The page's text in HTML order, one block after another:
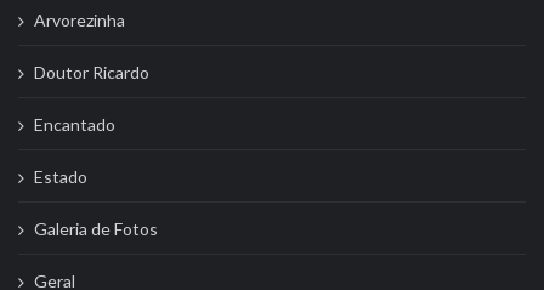
Arvorezinha
Doutor Ricardo
Encantado
Estado
Galeria de Fotos
Geral